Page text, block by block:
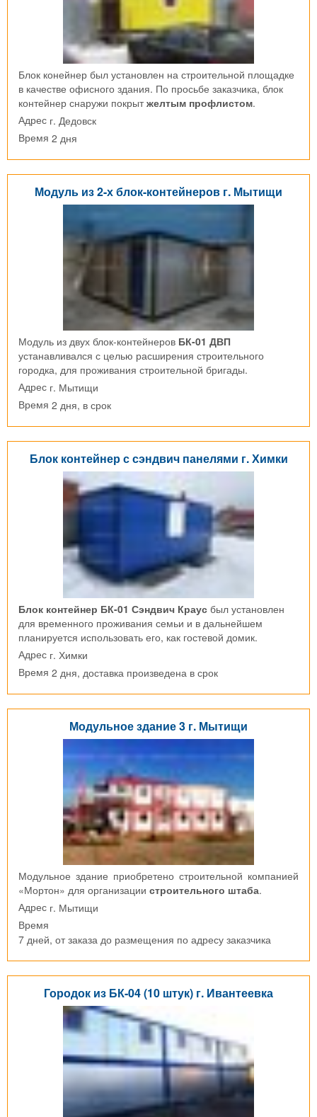
Блок конейнер был установлен на строительной площадке
в качестве офисного здания. По просьбе заказчика, блок
контейнер снаружи покрытжелтым профлистом.
Адрес г. Дедовск
Время 2 дня
Модуль из 2-х блок-контейнеров г. Мытищи
Модуль из двух блок-контейнеров БК-01 ДВП
устанавливался с целью расширения строительного
городка, для проживания строительной бригады.
Адрес г. Мытищи
Время 2 дня, в срок
Блок контейнер с сэндвич панелями г. Химки
Блок контейнер БК-01 Сэндвич Краус был установлен
для временного проживания семьи и в дальнейшем
планируется использовать его, как гостевой домик.
Адрес г. Химки
Время 2 дня, доставка произведена в срок
Модульное здание 3 г. Мытищи
Модульное здание приобретено строительной компанией
«Мортон» для организации строительного штаба.
Адрес г. Мытищи
Время
7 дней, от заказа до размещения по адресу заказчика
Городок из БК-04 (10 штук) г. Ивантеевка